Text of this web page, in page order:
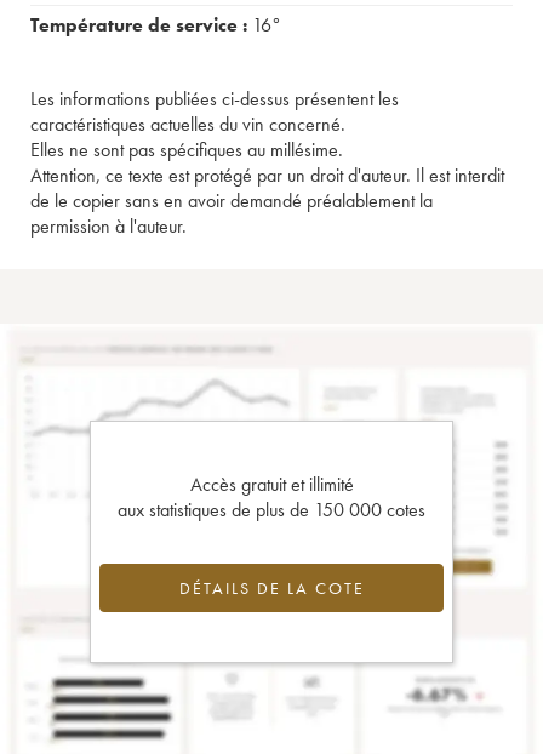
Température de service : 16°
Les informations publiées ci-dessus présentent les
caractéristiques actuelles du vin concerné.
Elles ne sont pas spécifiques au millésime.
Attention, ce texte est protégé par un droit d'auteur. Il est interdit
de le copier sans en avoir demandé préalablement la
permission à l'auteur.
Accès gratuit et illimité
aux statistiques de plus de 150 000 cotes
DÉTAILS DE LA COTE